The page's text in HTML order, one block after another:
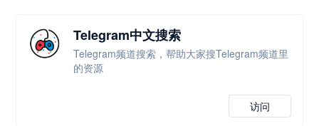
Telegram中文搜索
Telegram频道搜索，帮助大家搜Telegram频道里
的资源
访问